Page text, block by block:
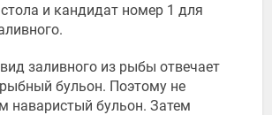
и кандидат номер 1 для
заливного из рыбы отвечает
бульон. Поэтому не
наваристый бульон. Затем